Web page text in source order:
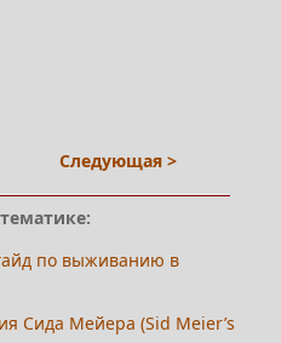
Следующая >
по выживанию в
Сида Мейера (Sid Meier’s